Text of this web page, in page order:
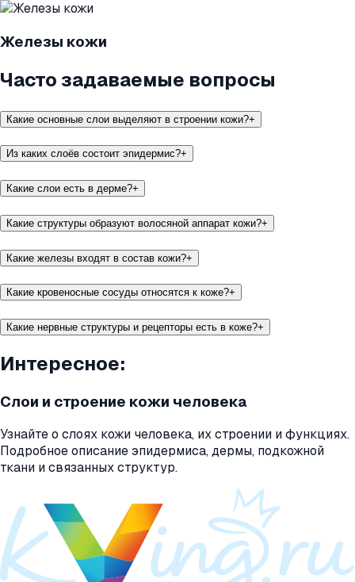
Железы кожи
Часто задаваемые вопросы
Какие основные слои выделяют в строении кожи?+
Из каких слоёв состоит эпидермис?+
Какие слои есть в дерме?+
Какие структуры образуют волосяной аппарат кожи?+
Какие железы входят в состав кожи?+
Какие кровеносные сосуды относятся к коже?+
Какие нервные структуры и рецепторы есть в коже?+
Интересное:
Слои и строение кожи человека
Узнайте о слоях кожи человека, их строении и функциях.
Подробное описание эпидермиса, дермы, подкожной
ткани и связанных структур.